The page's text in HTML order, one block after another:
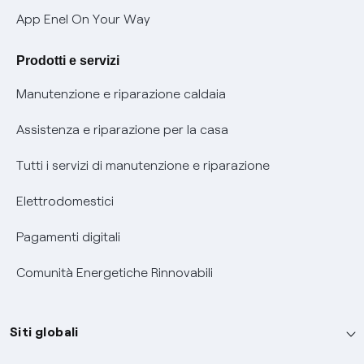
Verifica chi ti ha chiamato
Agevolazione utenti con disabilità per offerte Fibra
Informativa RAEE
App Enel On Your Way
Prodotti e servizi
Manutenzione e riparazione caldaia
Assistenza e riparazione per la casa
Tutti i servizi di manutenzione e riparazione
Elettrodomestici
Pagamenti digitali
Comunità Energetiche Rinnovabili
Siti globali